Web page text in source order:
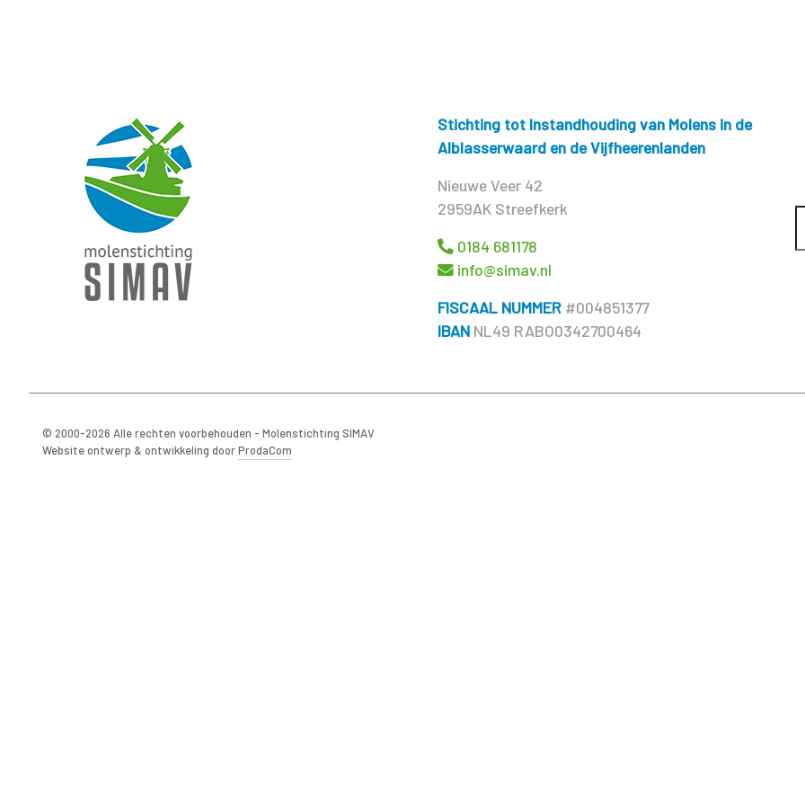
Stichting tot Instandhouding van Molens in de
Alblasserwaard en de Vijfheerenlanden
Nieuwe Veer 42
2959AK Streefkerk
0184 681178
info@simav.nl
FISCAAL NUMMER#004851377
IBAN NL49 RABO0342700464
© 2000-2026 Alle rechten voorbehouden - Molenstichting SIMAV
Website ontwerp & ontwikkeling doorProdaCom